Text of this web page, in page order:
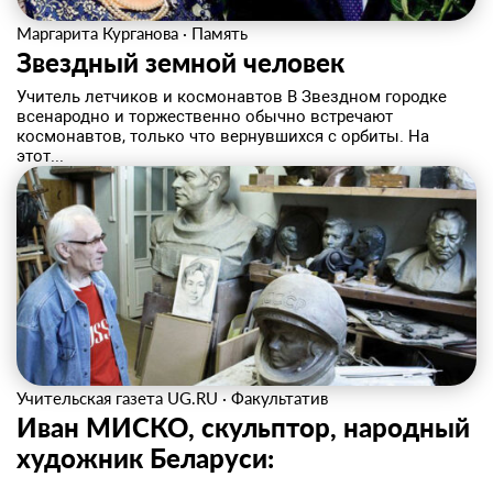
Маргарита Курганова · Память
Звездный земной человек
Учитель летчиков и космонавтов В Звездном городке
всенародно и торжественно обычно встречают
космонавтов, только что вернувшихся с орбиты. На
этот...
Учительская газета UG.RU · Факультатив
Иван МИСКО, скульптор, народный
художник Беларуси: